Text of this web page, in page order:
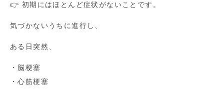
👉 初期にはほとんど症状がないことです。
気づかないうちに進行し、
ある日突然、
・脳梗塞
・心筋梗塞